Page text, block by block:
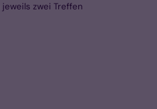
zwei Treffen